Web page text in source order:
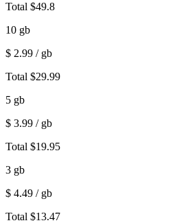
Total $49.8
10 gb
$ 2.99 / gb
Total $29.99
5 gb
$ 3.99 / gb
Total $19.95
3 gb
$ 4.49 / gb
Total $13.47